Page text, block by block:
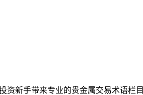
资新手带来专业的贵金属交易术语栏